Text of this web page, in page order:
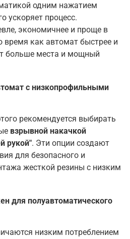
одним нажатием
ускоряет процесс.
экономичнее и проще в
время как автомат быстрее и
больше места и мощный
с низкопрофильными
рекомендуется выбирать
взрывной накачкой
рукой". Эти опции создают
для безопасного и
жесткой резины с низким
для полуавтоматического
низким потреблением